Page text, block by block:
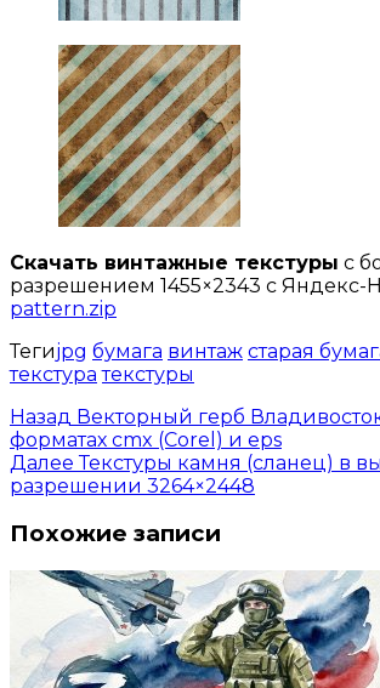
Скачать винтажные текстуры с
разрешением 1455×2343 с Яндекс-
pattern.zip
Тегиjpg бумага винтаж старая
текстура текстуры
Назад Векторный герб
форматах cmx (Corel) и eps
Далее Текстуры камня (сланец) в
разрешении 3264×2448
Похожие записи